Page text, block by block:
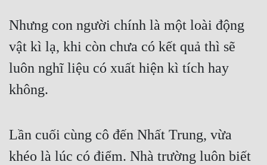
Nhưng con người chính là một loài động
vật kì lạ, khi còn chưa có kết quả thì sẽ
luôn nghĩ liệu có xuất hiện kì tích hay
không.
Lần cuối cùng cô đến Nhất Trung, vừa
khéo là lúc có điểm. Nhà trường luôn biết